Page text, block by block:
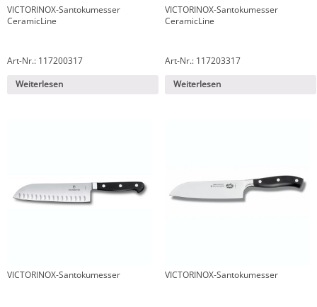
VICTORINOX-Santokumesser
CeramicLine
Art-Nr.: 117200317
Weiterlesen
VICTORINOX-Santokumesser
CeramicLine
Art-Nr.: 117203317
Weiterlesen
VICTORINOX-Santokumesser VICTORINOX-Santokumesser